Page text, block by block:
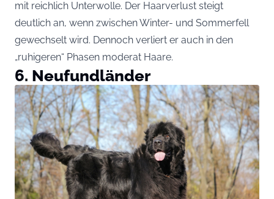
mit reichlich Unterwolle. Der Haarverlust steigt
deutlich an, wenn zwischen Winter- und Sommerfell
gewechselt wird. Dennoch verliert er auch in den
„ruhigeren“ Phasen moderat Haare.
6. Neufundländer